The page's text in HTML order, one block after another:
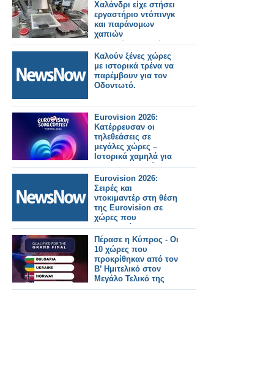
Χαλάνδρι είχε στήσει
εργαστήριο ντόπινγκ
και παράνομων
χαπιών
αδυνατίσματος, έκανε
εξαγωγές σε 90 χώρες
με τζίρο 1 εκατ. ευρώ
Καλούν ξένες χώρες
με ιστορικά τρένα να
παρέμβουν για τον
Οδοντωτό.
Eurovision 2026:
Κατέρρευσαν οι
τηλεθεάσεις σε
μεγάλες χώρες –
Ιστορικά χαμηλά για
BBC και Σουηδία
Eurovision 2026:
Σειρές και
ντοκιμαντέρ στη θέση
της Eurovision σε
χώρες που
μποϋκοτάρουν τον
διαγωνισμό
Πέρασε η Κύπρος - Οι
10 χώρες που
προκρίθηκαν από τον
Β’ Ημιτελικό στον
Μεγάλο Τελικό της
Eurovision 2026!